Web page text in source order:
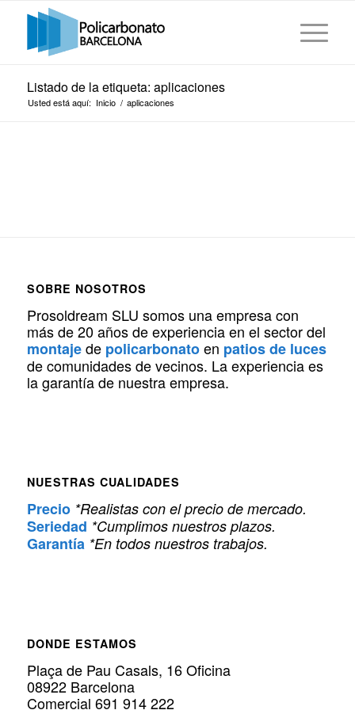
Listado de la etiqueta: aplicaciones
Usted está aquí: Inicio / aplicaciones
SOBRE NOSOTROS
Prosoldream SLU somos una empresa con
más de 20 años de experiencia en el sector del
montajede policarbonatoen patios de luces
de comunidades de vecinos. La experiencia es
la garantía de nuestra empresa.
NUESTRAS CUALIDADES
Precio *Realistas con el precio de mercado.
Seriedad *Cumplimos nuestros plazos.
Garantía *En todos nuestros trabajos.
DONDE ESTAMOS
Plaça de Pau Casals, 16 Oficina
08922 Barcelona
Comercial 691 914 222